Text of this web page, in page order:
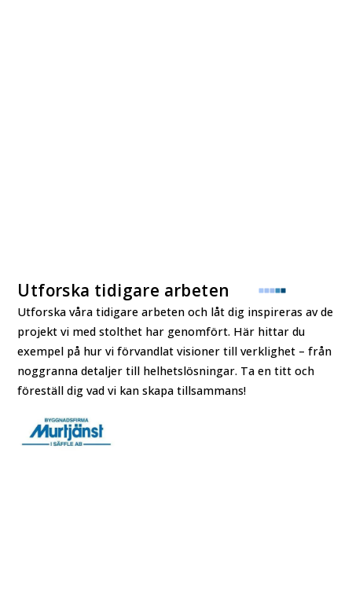
Utforska tidigare arbeten
Utforska våra tidigare arbeten och låt dig inspireras av de
projekt vi med stolthet har genomfört. Här hittar du
exempel på hur vi förvandlat visioner till verklighet – från
noggranna detaljer till helhetslösningar. Ta en titt och
föreställ dig vad vi kan skapa tillsammans!